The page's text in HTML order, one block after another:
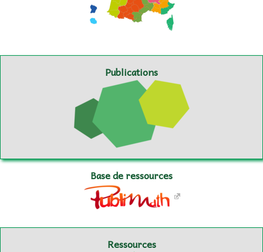
Publications
Base de ressources
Ressources